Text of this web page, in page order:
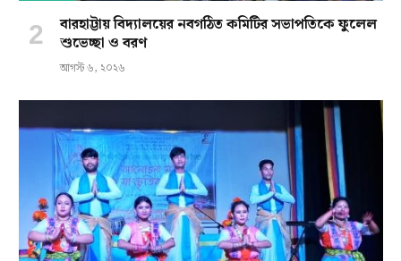
বারহাট্টায় বিদ্যালয়ের নবগঠিত কমিটির সভাপতিকে ফুলেল
শুভেচ্ছা ও বরণ
আগস্ট ৬, ২০২৬